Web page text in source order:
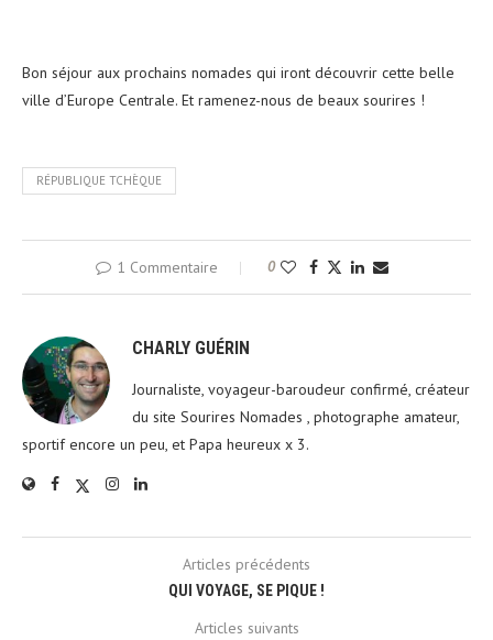
Bon séjour aux prochains nomades qui iront découvrir cette belle
ville d’Europe Centrale. Et ramenez-nous de beaux sourires !
RÉPUBLIQUE TCHÈQUE
1 Commentaire 0
CHARLY GUÉRIN
Journaliste, voyageur-baroudeur confirmé, créateur
du site Sourires Nomades , photographe amateur,
sportif encore un peu, et Papa heureux x 3.
Articles précédents
QUI VOYAGE, SE PIQUE !
Articles suivants